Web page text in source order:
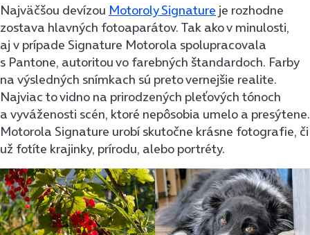
Najväčšou devízou Motoroly Signature je rozhodne
zostava hlavných fotoaparátov. Tak ako v minulosti,
aj v prípade Signature Motorola spolupracovala
s Pantone, autoritou vo farebných štandardoch. Farby
na výsledných snímkach sú preto vernejšie realite.
Najviac to vidno na prirodzených pleťových tónoch
a vyváženosti scén, ktoré nepôsobia umelo a presýtene.
Motorola Signature urobí skutočne krásne fotografie, či
už fotíte krajinky, prírodu, alebo portréty.